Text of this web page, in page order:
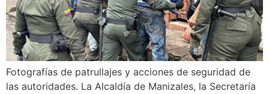
Fotografías de patrullajes y acciones de seguridad de
las autoridades. La Alcaldía de Manizales, la Secretaría